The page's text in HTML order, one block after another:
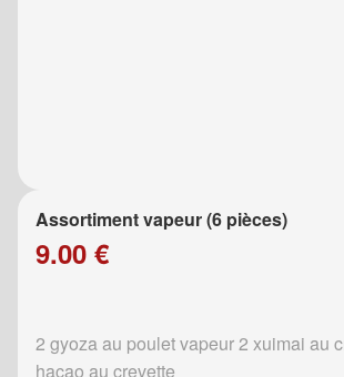
Assortiment vapeur (6 pièces)
9.00 €
2 gyoza au poulet vapeur 2 xuimai au
hacao au crevette